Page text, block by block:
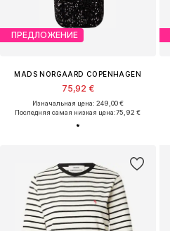
ПРЕДЛОЖЕНИЕ
MADS NORGAARD COPENHAGEN
75,92 €
Изначальная цена: 249,00 €
Последняя самая низкая цена:75,92 €